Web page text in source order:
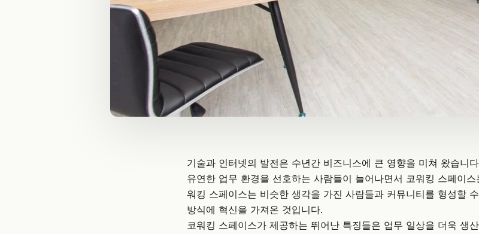
기술과 인터넷의 발전은 수년간 비즈니스에 큰 영향을 미쳐 왔습니
유연한 업무 환경을 선호하는 사람들이 늘어나면서 코워킹 스페이
워킹 스페이스는 비슷한 생각을 가진 사람들과 커뮤니티를 형성할
방식에 혁신을 가져온 것입니다.
코워킹 스페이스가 제공하는 뛰어난 특징들은 업무 일상을 더욱 생